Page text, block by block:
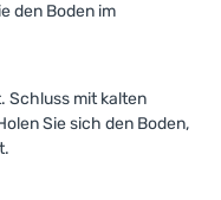
den Boden im
Schluss mit kalten
Sie sich den Boden,